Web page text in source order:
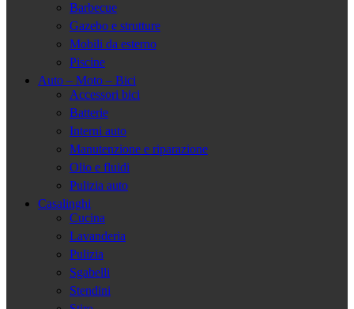
Barbecue
Gazebo e strutture
Mobili da esterno
Piscine
Auto – Moto – Bici
Accessori bici
Batterie
Interni auto
Manutenzione e riparazione
Olio e fluidi
Pulizia auto
Casalinghi
Cucina
Lavanderia
Pulizia
Sgabelli
Stendini